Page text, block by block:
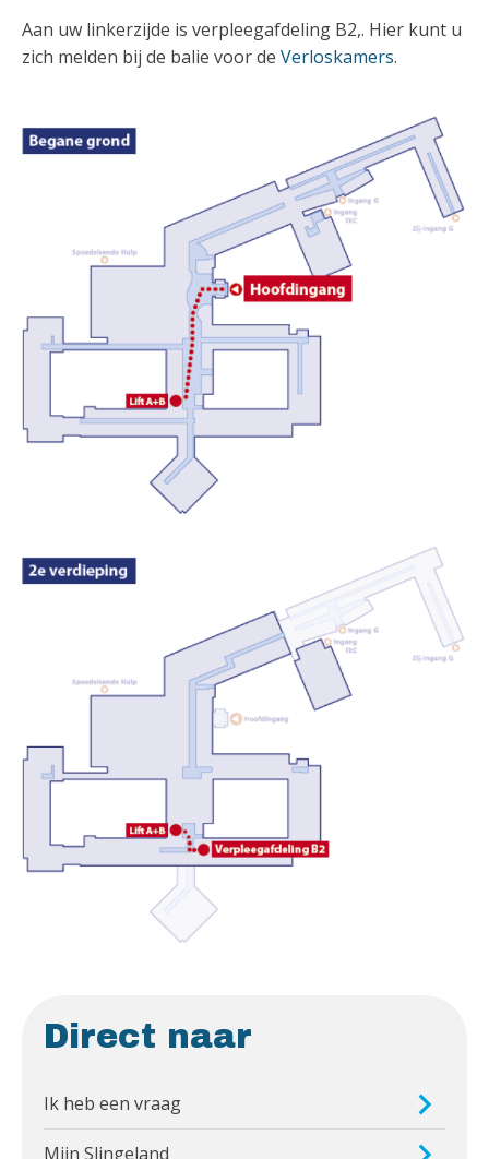
Aan uw linkerzijde is verpleegafdeling B2,. Hier kunt u
zich melden bij de balie voor de Verloskamers.
Direct naar
Ik heb een vraag
Mijn Slingeland